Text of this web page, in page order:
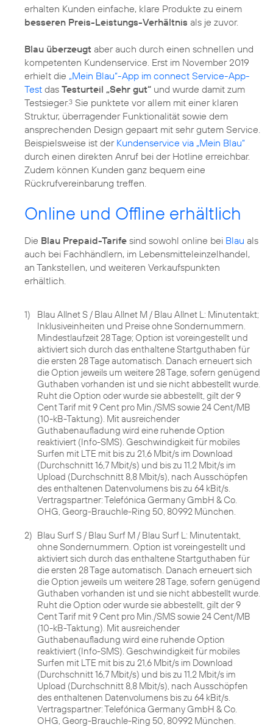
erhalten Kunden einfache, klare Produkte zu einem
besseren Preis-Leistungs-Verhältnis als je zuvor.
Blau überzeugt aber auch durch einen schnellen und
kompetenten Kundenservice. Erst im November 2019
erhielt die „Mein Blau“-App im connect Service-App-
Test das Testurteil „Sehr gut“ und wurde damit zum
Testsieger.3 Sie punktete vor allem mit einer klaren
Struktur, überragender Funktionalität sowie dem
ansprechenden Design gepaart mit sehr gutem Service.
Beispielsweise ist der Kundenservice via „Mein Blau“
durch einen direkten Anruf bei der Hotline erreichbar.
Zudem können Kunden ganz bequem eine
Rückrufvereinbarung treffen.
Online und Offline erhältlich
Die Blau Prepaid-Tarife sind sowohl online bei Blau als
auch bei Fachhändlern, im Lebensmitteleinzelhandel,
an Tankstellen, und weiteren Verkaufspunkten
erhältlich.
1)
Blau Allnet S / Blau Allnet M / Blau Allnet L: Minutentakt;
Inklusiveinheiten und Preise ohne Sondernummern.
Mindestlaufzeit 28 Tage; Option ist voreingestellt und
aktiviert sich durch das enthaltene Startguthaben für
die ersten 28 Tage automatisch. Danach erneuert sich
die Option jeweils um weitere 28 Tage, sofern genügend
Guthaben vorhanden ist und sie nicht abbestellt wurde.
Ruht die Option oder wurde sie abbestellt, gilt der 9
Cent Tarif mit 9 Cent pro Min./SMS sowie 24 Cent/MB
(10-kB-Taktung). Mit ausreichender
Guthabenaufladung wird eine ruhende Option
reaktiviert (Info-SMS). Geschwindigkeit für mobiles
Surfen mit LTE mit bis zu 21,6 Mbit/s im Download
(Durchschnitt 16,7 Mbit/s) und bis zu 11,2 Mbit/s im
Upload (Durchschnitt 8,8 Mbit/s), nach Ausschöpfen
des enthaltenen Datenvolumens bis zu 64 kBit/s.
Vertragspartner: Telefónica Germany GmbH & Co.
OHG, Georg-Brauchle-Ring 50, 80992 München.
2) Blau Surf S / Blau Surf M / Blau Surf L: Minutentakt,
ohne Sondernummern. Option ist voreingestellt und
aktiviert sich durch das enthaltene Startguthaben für
die ersten 28 Tage automatisch. Danach erneuert sich
die Option jeweils um weitere 28 Tage, sofern genügend
Guthaben vorhanden ist und sie nicht abbestellt wurde.
Ruht die Option oder wurde sie abbestellt, gilt der 9
Cent Tarif mit 9 Cent pro Min./SMS sowie 24 Cent/MB
(10-kB-Taktung). Mit ausreichender
Guthabenaufladung wird eine ruhende Option
reaktiviert (Info-SMS). Geschwindigkeit für mobiles
Surfen mit LTE mit bis zu 21,6 Mbit/s im Download
(Durchschnitt 16,7 Mbit/s) und bis zu 11,2 Mbit/s im
Upload (Durchschnitt 8,8 Mbit/s), nach Ausschöpfen
des enthaltenen Datenvolumens bis zu 64 kBit/s.
Vertragspartner: Telefónica Germany GmbH & Co.
OHG, Georg-Brauchle-Ring 50, 80992 München.